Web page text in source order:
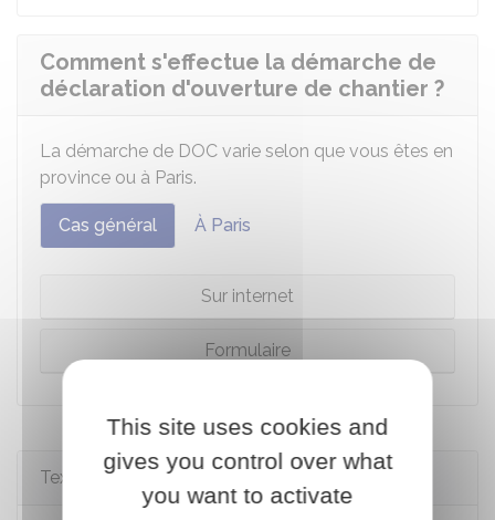
Comment s'effectue la démarche de
déclaration d'ouverture de chantier ?
La démarche de DOC varie selon que vous êtes en
province ou à Paris.
Cas général À Paris
Sur internet
Formulaire
Textes de référence
This site uses cookies and
gives you control over what
you want to activate